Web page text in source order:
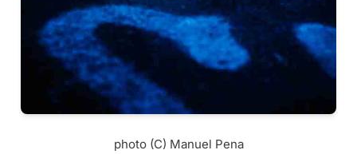
photo (C) Manuel Pena